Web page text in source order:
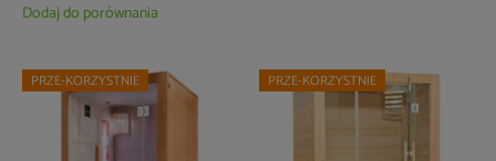
Dodaj do porównania
PRZE-KORZYSTNIE PRZE-KORZYSTNIE